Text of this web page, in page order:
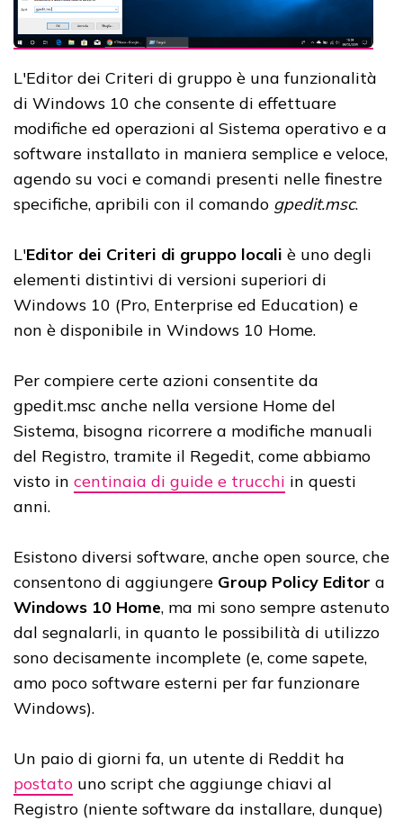
L'Editor dei Criteri di gruppo è una funzionalità
di Windows 10 che consente di effettuare
modifiche ed operazioni al Sistema operativo e a
software installato in maniera semplice e veloce,
agendo su voci e comandi presenti nelle finestre
specifiche, apribili con il comando gpedit.msc.
L'Editor dei Criteri di gruppo locali è uno degli
elementi distintivi di versioni superiori di
Windows 10 (Pro, Enterprise ed Education) e
non è disponibile in Windows 10 Home.
Per compiere certe azioni consentite da
gpedit.msc anche nella versione Home del
Sistema, bisogna ricorrere a modifiche manuali
del Registro, tramite il Regedit, come abbiamo
visto in centinaia di guide e trucchi in questi
anni.
Esistono diversi software, anche open source, che
consentono di aggiungere Group Policy Editor a
Windows 10 Home, ma mi sono sempre astenuto
dal segnalarli, in quanto le possibilità di utilizzo
sono decisamente incomplete (e, come sapete,
amo poco software esterni per far funzionare
Windows).
Un paio di giorni fa, un utente di Reddit ha
postato uno script che aggiunge chiavi al
Registro (niente software da installare, dunque)